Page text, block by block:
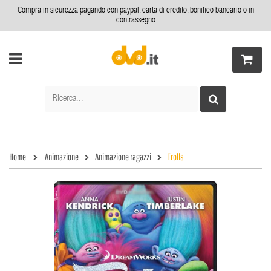
Compra in sicurezza pagando con paypal, carta di credito, bonifico bancario o in
contrassegno
Home Animazione Animazione ragazzi Trolls